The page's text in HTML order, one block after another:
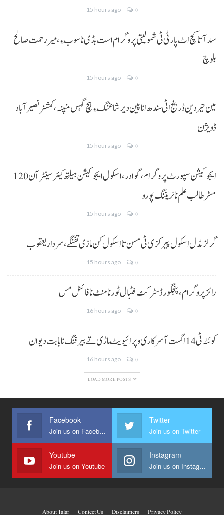
15 hours ago 0
سد آتا کچ اٹ پارٹی ٹی شمولیتی پروگرام است بڈی نا سوب ءِ،میر رحمت صالح
بلوچ
15 hours ago 0
مین حیردین ڈرینج اٹی سندھ انا پین دیر شاغنگ ءِ ہچ گہس منپنہ،کمشنر نصیرآباد
ڈویژن
15 hours ago 0
ایجوکیشن سپورٹ پروگرام،گوادر، اسکول ایجوکیشن ہیلتھ کیئر سینٹر آن 120
مسڑ طالب علم نا ٹریننگ پورو
15 hours ago 0
گرلز مڈل اسکول پیرکزی ٹی مسن تا اسکول کن ماڑی تفنگے، سردار یعقوب
15 hours ago 0
رائز پروگرام، پنجگور ڈسٹرکٹ فٹبال ٹورنامنٹ نا فائنل مس
16 hours ago 0
کوئٹہ ٹی 14 اگست آ سرکاری و پرائیویٹ ماڑی تے بیرفنگ نا بابت دیوان
16 hours ago 0
LOAD MORE POSTS
Facebook
Join us on Facebook
Twitter
Join us on Twitter
Youtube
Join us on Youtube
Instagram
Join us on Instagram
About Talar Contect Us Disclaimers Privacy Policy